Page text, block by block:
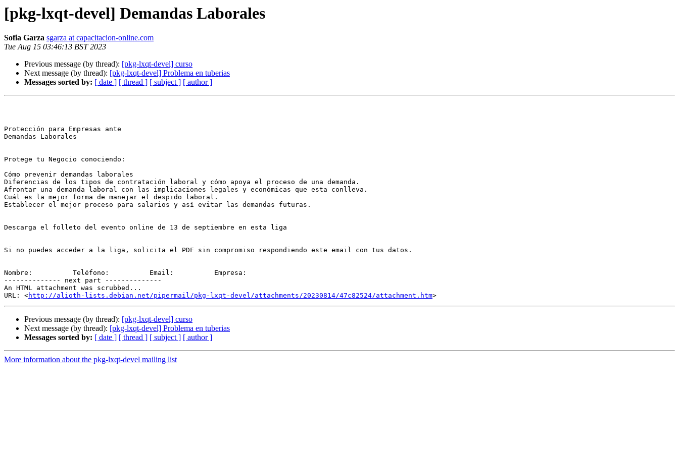
[pkg-lxqt-devel] Demandas Laborales
Sofia Garza sgarza at capacitacion-online.com
Tue Aug 15 03:46:13 BST 2023
Previous message (by thread): [pkg-lxqt-devel] curso
Next message (by thread): [pkg-lxqt-devel] Problema en tuberias
Messages sorted by: [ date ] [ thread ] [ subject ] [ author ]
Protección para Empresas ante
Demandas Laborales
Protege tu Negocio conociendo:
Cómo prevenir demandas laborales
Diferencias de los tipos de contratación laboral y cómo apoya el proceso de una demanda.
Afrontar una demanda laboral con las implicaciones legales y económicas que esta conlleva.
Cuál es la mejor forma de manejar el despido laboral.
Establecer el mejor proceso para salarios y así evitar las demandas futuras.
Descarga el folleto del evento online de 13 de septiembre en esta liga
Si no puedes acceder a la liga, solicita el PDF sin compromiso respondiendo este email con tus datos.
Nombre:          Teléfono:          Email:          Empresa:
-------------- next part --------------
An HTML attachment was scrubbed...
URL: <http://alioth-lists.debian.net/pipermail/pkg-lxqt-devel/attachments/20230814/47c82524/attachment.htm
Previous message (by thread): [pkg-lxqt-devel] curso
Next message (by thread): [pkg-lxqt-devel] Problema en tuberias
Messages sorted by: [ date ] [ thread ] [ subject ] [ author ]
More information about the pkg-lxqt-devel mailing list